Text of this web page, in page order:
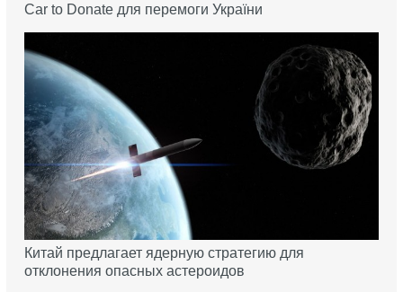
Car to Donate для перемоги України
Китай предлагает ядерную стратегию для
отклонения опасных астероидов